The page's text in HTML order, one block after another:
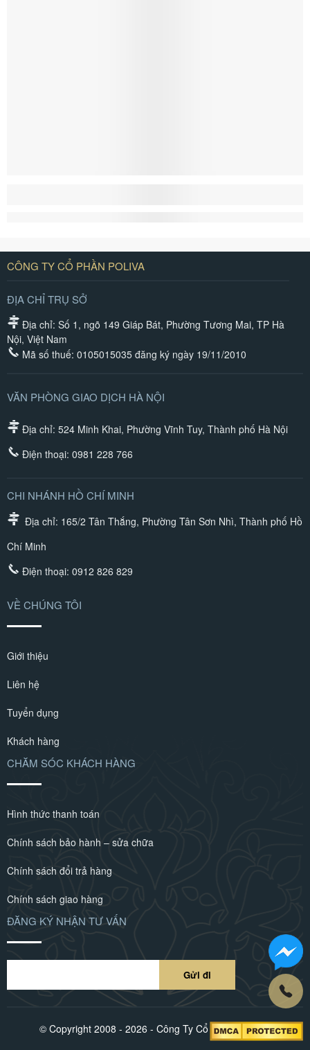
CÔNG TY CỔ PHẦN POLIVA
ĐỊA CHỈ TRỤ SỞ
Địa chỉ: Số 1, ngõ 149 Giáp Bát, Phường Tương Mai, TP Hà
Nội, Việt Nam
Mã số thuế: 0105015035 đăng ký ngày 19/11/2010
VĂN PHÒNG GIAO DỊCH HÀ NỘI
Địa chỉ: 524 Minh Khai, Phường Vĩnh Tuy, Thành phố Hà Nội
Điện thoại: 0981 228 766
CHI NHÁNH HỒ CHÍ MINH
Địa chỉ: 165/2 Tân Thắng, Phường Tân Sơn Nhì, Thành phố Hồ
Chí Minh
Điện thoại: 0912 826 829
VỀ CHÚNG TÔI
Giới thiệu
Liên hệ
Tuyển dụng
Khách hàng
CHĂM SÓC KHÁCH HÀNG
Hình thức thanh toán
Chính sách bảo hành – sửa chữa
Chính sách đổi trả hàng
Chính sách giao hàng
ĐĂNG KÝ NHẬN TƯ VẤN
© Copyright 2008 - 2026 - Công Ty Cổ Phần POLIVA